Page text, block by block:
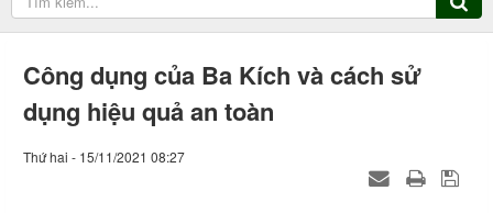
Công dụng của Ba Kích và cách sử
dụng hiệu quả an toàn
Thứ hai - 15/11/2021 08:27